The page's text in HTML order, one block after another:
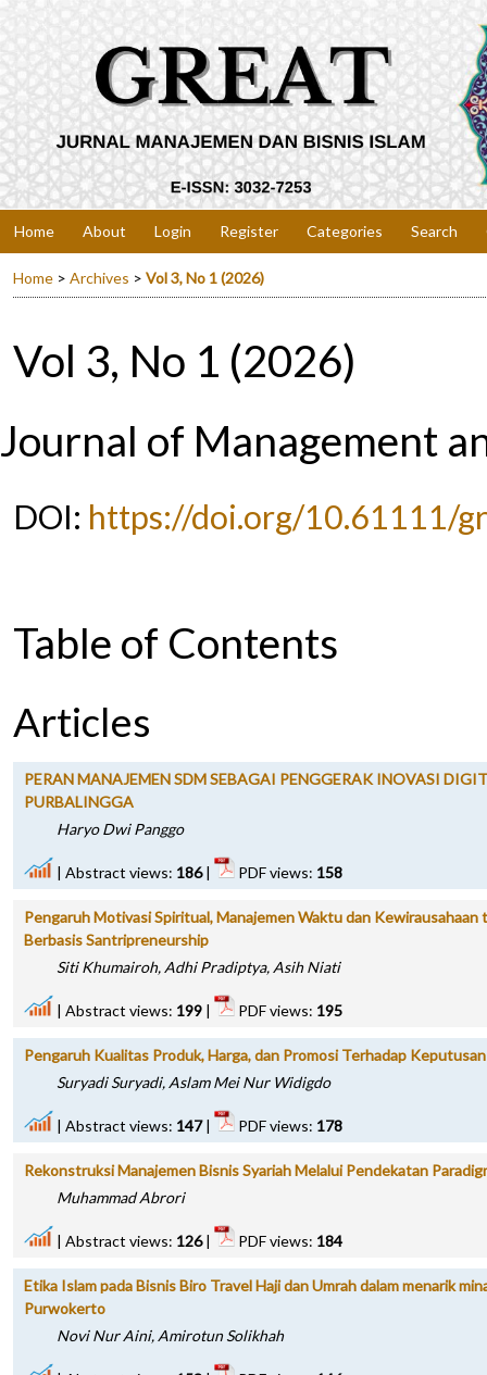
Home About Login Register Categories Search
Home > Archives > Vol 3, No 1 (2026)
Vol 3, No 1 (2026)
Journal of Management
DOI: https://doi.org/10.61111/
Table of Contents
Articles
PERAN MANAJEMEN SDM SEBAGAI PENGGERAK INOVASI
PURBALINGGA
Haryo Dwi Panggo
| Abstract views: 186 | PDF views: 158
Pengaruh Motivasi Spiritual, Manajemen Waktu dan Kewirausahaan
Berbasis Santripreneurship
Siti Khumairoh, Adhi Pradiptya, Asih Niati
| Abstract views: 199 | PDF views: 195
Pengaruh Kualitas Produk, Harga, dan Promosi Terhadap
Suryadi Suryadi, Aslam Mei Nur Widigdo
| Abstract views: 147 | PDF views: 178
Rekonstruksi Manajemen Bisnis Syariah Melalui Pendekatan
Muhammad Abrori
| Abstract views: 126 | PDF views: 184
Etika Islam pada Bisnis Biro Travel Haji dan Umrah dalam menarik
Purwokerto
Novi Nur Aini, Amirotun Solikhah